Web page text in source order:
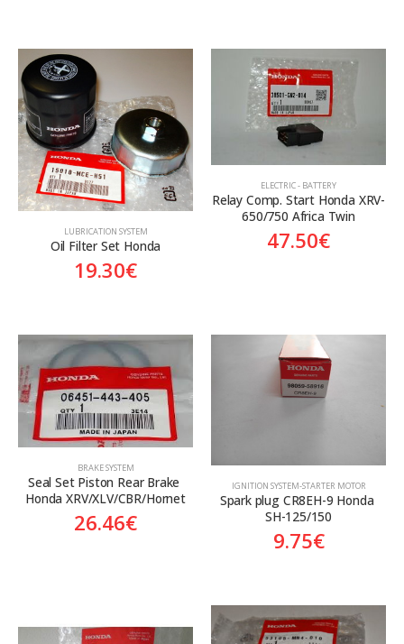
LUBRICATION SYSTEM
Oil Filter Set Honda
19.30€
ELECTRIC - BATTERY
Relay Comp. Start Honda XRV-
650/750 Africa Twin
47.50€
BRAKE SYSTEM
Seal Set Piston Rear Brake
Honda XRV/XLV/CBR/Hornet
26.46€
ΙGNITION SYSTEM-STARTER MOTOR
Spark plug CR8EH-9 Honda
SH-125/150
9.75€